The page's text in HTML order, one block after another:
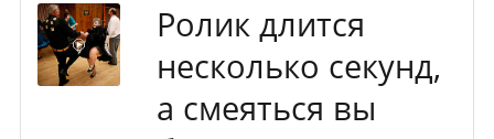
Ролик длится
несколько секунд,
а смеяться вы